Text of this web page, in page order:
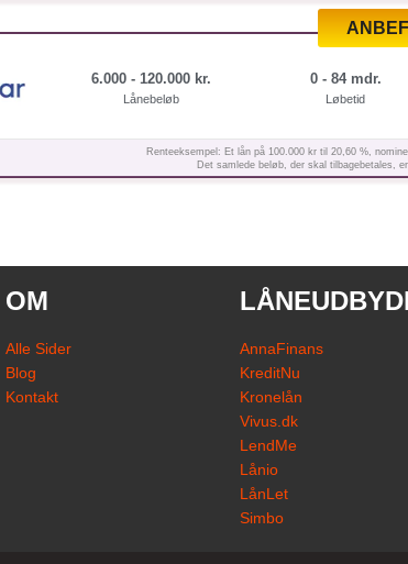
6.000 - 120.000 kr.
Lånebeløb
0 - 84 mdr.
Løbetid
Renteeksempel: Et lån på 100.000 kr til 20,60 %,
Det samlede beløb, der skal tilbagebetales,
OM
Alle Sider
Blog
Kontakt
AnnaFinans
KreditNu
Kronelån
Vivus.dk
LendMe
Lånio
LånLet
Simbo